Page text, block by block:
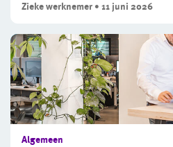
Zieke werknemer • 11 juni 2026
Algemeen